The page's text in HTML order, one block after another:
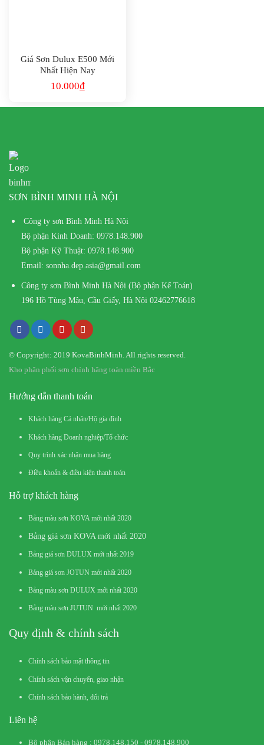
Giá Sơn Dulux E500 Mới
Nhất Hiện Nay
10.000₫
SƠN BÌNH MINH HÀ NỘI
Công ty sơn Bình Minh Hà Nội
Bộ phận Kinh Doanh: 0978.148.900
Bộ phận Kỹ Thuật: 0978.148.900
Email: sonnha.dep.asia@gmail.com
Công ty sơn Bình Minh Hà Nội (Bộ phận Kế Toán)
196 Hồ Tùng Mậu, Cầu Giấy, Hà Nội 02462776618
© Copyright: 2019 KovaBinhMinh. All rights reserved.
Kho phân phối sơn chính hãng toàn miền Bắc
Hướng dẫn thanh toán
Khách hàng Cá nhân/Hộ gia đình
Khách hàng Doanh nghiệp/Tổ chức
Quy trình xác nhận mua hàng
Điều khoản & điều kiện thanh toán
Hỗ trợ khách hàng
Bảng màu sơn KOVA mới nhất 2020
Bảng giá sơn KOVA mới nhất 2020
Bảng giá sơn DULUX mới nhất 2019
Bảng giá sơn JOTUN mới nhất 2020
Bảng màu sơn DULUX mới nhất 2020
Bảng màu sơn JUTUN mới nhất 2020
Quy định & chính sách
Chính sách bảo mật thông tin
Chính sách vận chuyển, giao nhận
Chính sách bảo hành, đổi trả
Liên hệ
Bộ phận Bán hàng : 0978.148.150 - 0978.148.900